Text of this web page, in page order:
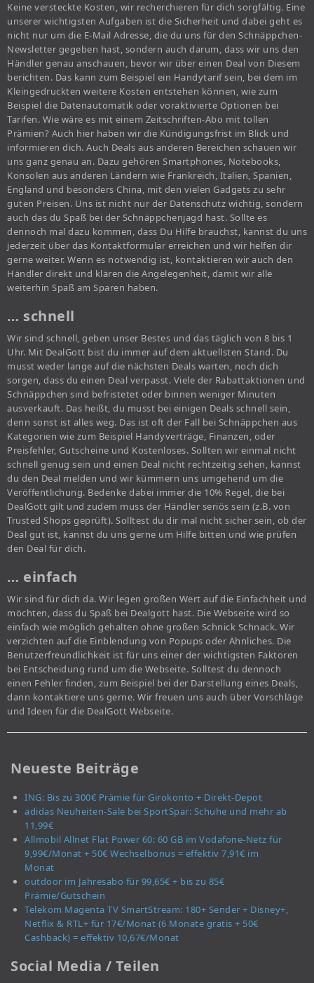
Keine versteckte Kosten, wir recherchieren für dich sorgfältig. Eine
unserer wichtigsten Aufgaben ist die Sicherheit und dabei geht es
nicht nur um die E-Mail Adresse, die du uns für den Schnäppchen-
Newsletter gegeben hast, sondern auch darum, dass wir uns den
Händler genau anschauen, bevor wir über einen Deal von Diesem
berichten. Das kann zum Beispiel ein Handytarif sein, bei dem im
Kleingedruckten weitere Kosten entstehen können, wie zum
Beispiel die Datenautomatik oder voraktivierte Optionen bei
Tarifen. Wie wäre es mit einem Zeitschriften-Abo mit tollen
Prämien? Auch hier haben wir die Kündigungsfrist im Blick und
informieren dich. Auch Deals aus anderen Bereichen schauen wir
uns ganz genau an. Dazu gehören Smartphones, Notebooks,
Konsolen aus anderen Ländern wie Frankreich, Italien, Spanien,
England und besonders China, mit den vielen Gadgets zu sehr
guten Preisen. Uns ist nicht nur der Datenschutz wichtig, sondern
auch das du Spaß bei der Schnäppchenjagd hast. Sollte es
dennoch mal dazu kommen, dass Du Hilfe brauchst, kannst du uns
jederzeit über das Kontaktformular erreichen und wir helfen dir
gerne weiter. Wenn es notwendig ist, kontaktieren wir auch den
Händler direkt und klären die Angelegenheit, damit wir alle
weiterhin Spaß am Sparen haben.
… schnell
Wir sind schnell, geben unser Bestes und das täglich von 8 bis 1
Uhr. Mit DealGott bist du immer auf dem aktuellsten Stand. Du
musst weder lange auf die nächsten Deals warten, noch dich
sorgen, dass du einen Deal verpasst. Viele der Rabattaktionen und
Schnäppchen sind befristetet oder binnen weniger Minuten
ausverkauft. Das heißt, du musst bei einigen Deals schnell sein,
denn sonst ist alles weg. Das ist oft der Fall bei Schnäppchen aus
Kategorien wie zum Beispiel Handyverträge, Finanzen, oder
Preisfehler, Gutscheine und Kostenloses. Sollten wir einmal nicht
schnell genug sein und einen Deal nicht rechtzeitig sehen, kannst
du den Deal melden und wir kümmern uns umgehend um die
Veröffentlichung. Bedenke dabei immer die 10% Regel, die bei
DealGott gilt und zudem muss der Händler seriös sein (z.B. von
Trusted Shops geprüft). Solltest du dir mal nicht sicher sein, ob der
Deal gut ist, kannst du uns gerne um Hilfe bitten und wie prüfen
den Deal für dich.
… einfach
Wir sind für dich da. Wir legen großen Wert auf die Einfachheit und
möchten, dass du Spaß bei Dealgott hast. Die Webseite wird so
einfach wie möglich gehalten ohne großen Schnick Schnack. Wir
verzichten auf die Einblendung von Popups oder Ähnliches. Die
Benutzerfreundlichkeit ist für uns einer der wichtigsten Faktoren
bei Entscheidung rund um die Webseite. Solltest du dennoch
einen Fehler finden, zum Beispiel bei der Darstellung eines Deals,
dann kontaktiere uns gerne. Wir freuen uns auch über Vorschläge
und Ideen für die DealGott Webseite.
Neueste Beiträge
ING: Bis zu 300€ Prämie für Girokonto + Direkt-Depot
adidas Neuheiten-Sale bei SportSpar: Schuhe und mehr ab
11,99€
Allmobil Allnet Flat Power 60: 60 GB im Vodafone-Netz für
9,99€/Monat + 50€ Wechselbonus = effektiv 7,91€ im
Monat
outdoor im Jahresabo für 99,65€ + bis zu 85€
Prämie/Gutschein
Telekom Magenta TV SmartStream: 180+ Sender + Disney+,
Netflix & RTL+ für 17€/Monat (6 Monate gratis + 50€
Cashback) = effektiv 10,67€/Monat
Social Media / Teilen